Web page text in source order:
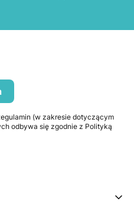
(w zakresie dotyczącym
odbywa się zgodnie z Polityką